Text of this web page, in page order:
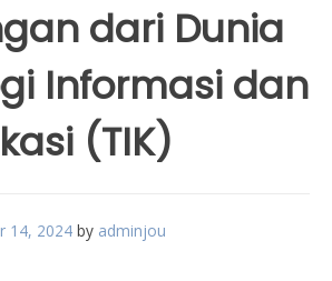
dari Dunia
Informasi dan
(TIK)
14, 2024 by adminjou